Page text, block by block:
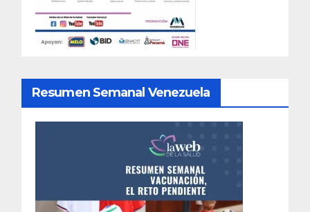
Resumen Semanal Venezuela